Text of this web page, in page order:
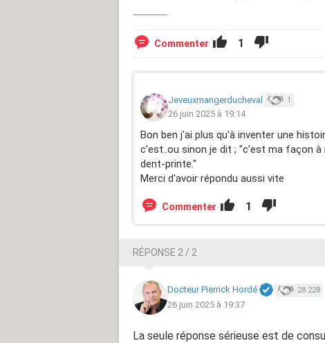
Commenter 1
Jeveuxmangerducheval 1
26 juin 2025 à 19:14
Bon ben j'ai plus qu'à inventer une
c'est..ou sinon je dit ; "c’est ma façon
dent-printe."
Merci d'avoir répondu aussi vite
Commenter 1
RÉPONSE 2 / 2
Docteur Pierrick Hordé 28 228
26 juin 2025 à 19:37
La seule réponse sérieuse est de